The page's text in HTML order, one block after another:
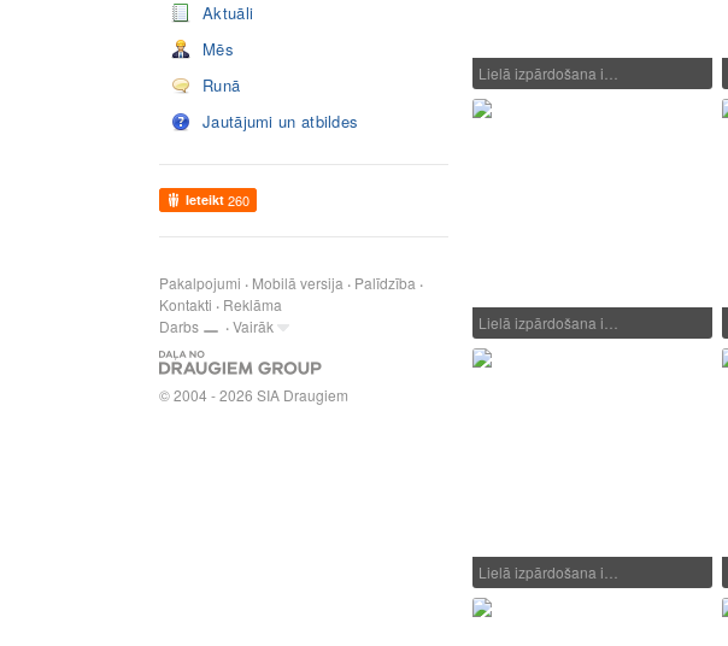
Aktuāli
Mēs
Runā
Jautājumi un atbildes
Ieteikt 260
Pakalpojumi Mobilā versija
Palīdzība
Kontakti
Reklāma
Darbs
Vairāk
© 2004 - 2026 SIA Draugiem
Lielā izpārdošana i…
Lielā izpārdošana i…
Lielā izpārdošana i…